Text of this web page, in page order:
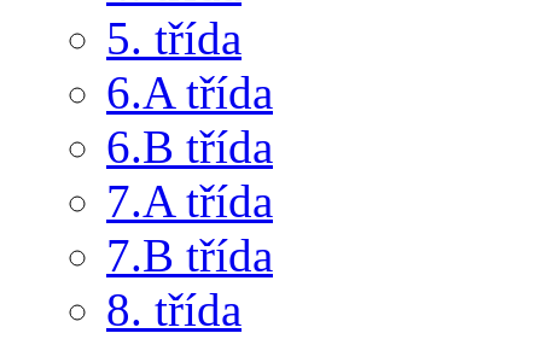
5. třída
6.A třída
6.B třída
7.A třída
7.B třída
8. třída